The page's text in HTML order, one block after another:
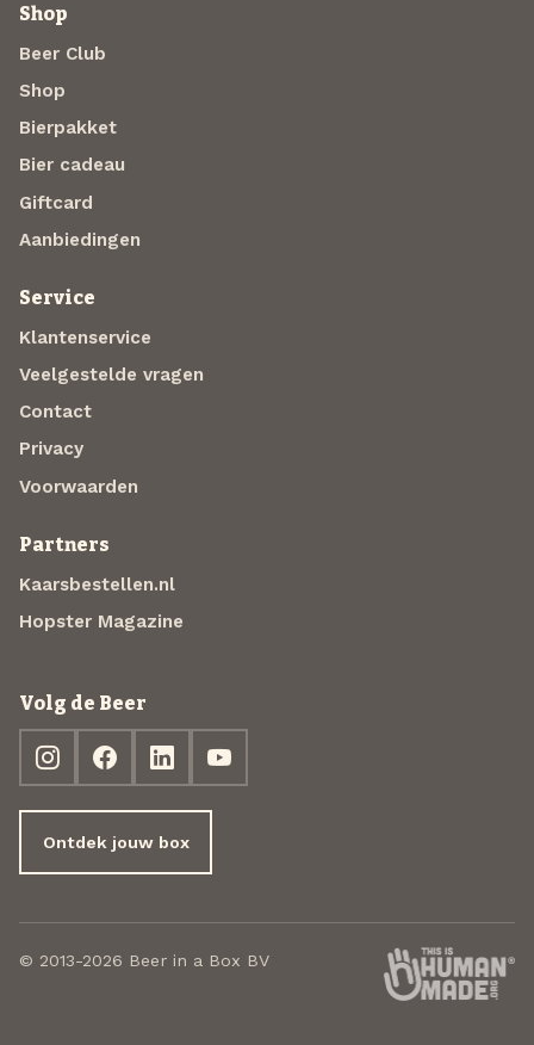
Shop
Beer Club
Shop
Bierpakket
Bier cadeau
Giftcard
Aanbiedingen
Service
Klantenservice
Veelgestelde vragen
Contact
Privacy
Voorwaarden
Partners
Kaarsbestellen.nl
Hopster Magazine
Volg de Beer
Ontdek jouw box
© 2013-2026 Beer in a Box BV